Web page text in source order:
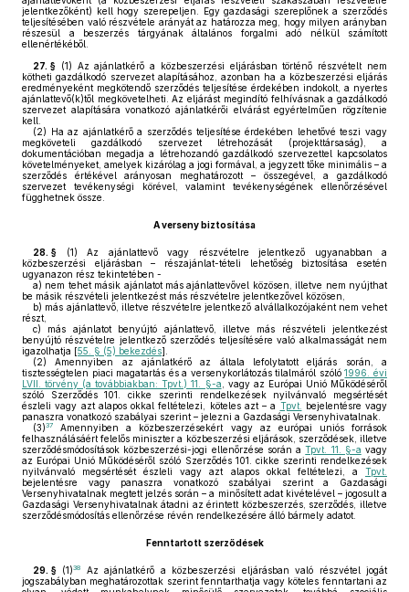
jelentkezőként) kell hogy szerepeljen. Egy gazdasági szereplőnek a szerződés
teljesítésében való részvétele arányát az határozza meg, hogy milyen arányban
részesül a beszerzés tárgyának általános forgalmi adó nélkül számított
ellenértékéből.
27. § (1) Az ajánlatkérő a közbeszerzési eljárásban történő részvételt nem
kötheti gazdálkodó szervezet alapításához, azonban ha a közbeszerzési eljárás
eredményeként megkötendő szerződés teljesítése érdekében indokolt, a nyertes
ajánlattevő(k)től megkövetelheti. Az eljárást megindító felhívásnak a gazdálkodó
szervezet alapítására vonatkozó ajánlatkérői elvárást egyértelműen rögzítenie
kell.
(2) Ha az ajánlatkérő a szerződés teljesítése érdekében lehetővé teszi vagy
megköveteli gazdálkodó szervezet létrehozását (projekttársaság), a
dokumentációban megadja a létrehozandó gazdálkodó szervezettel kapcsolatos
követelményeket, amelyek kizárólag a jogi formával, a jegyzett tőke minimális – a
szerződés értékével arányosan meghatározott – összegével, a gazdálkodó
szervezet tevékenységi körével, valamint tevékenységének ellenőrzésével
függhetnek össze.
A verseny biztosítása
28. § (1) Az ajánlattevő vagy részvételre jelentkező ugyanabban a
közbeszerzési eljárásban – részajánlat-tételi lehetőség biztosítása esetén
ugyanazon rész tekintetében -
a) nem tehet másik ajánlatot más ajánlattevővel közösen, illetve nem nyújthat
be másik részvételi jelentkezést más részvételre jelentkezővel közösen,
b) más ajánlattevő, illetve részvételre jelentkező alvállalkozójaként nem vehet
részt,
c) más ajánlatot benyújtó ajánlattevő, illetve más részvételi jelentkezést
benyújtó részvételre jelentkező szerződés teljesítésére való alkalmasságát nem
igazolhatja [55. § (5) bekezdés].
(2) Amennyiben az ajánlatkérő az általa lefolytatott eljárás során, a
tisztességtelen piaci magatartás és a versenykorlátozás tilalmáról szóló1996. évi
LVII. törvény (a továbbiakban: Tpvt.) 11. §-a , vagy az Európai Unió Működéséről
szóló Szerződés 101. cikke szerinti rendelkezések nyilvánvaló megsértését
észleli vagy azt alapos okkal feltételezi, köteles azt – a Tpvt.
bejelentésre vagy
panaszra vonatkozó szabályai szerint – jelezni a Gazdasági Versenyhivatalnak.
(3)37
Amennyiben a közbeszerzésekért vagy az európai uniós források
felhasználásáért felelős miniszter a közbeszerzési eljárások, szerződések, illetve
szerződésmódosítások közbeszerzési-jogi ellenőrzése során aTpvt. 11. §-a vagy
az Európai Unió Működéséről szóló Szerződés 101. cikke szerinti rendelkezések
nyilvánvaló megsértését észleli vagy azt alapos okkal feltételezi, a Tpvt.
bejelentésre vagy panaszra vonatkozó szabályai szerint a Gazdasági
Versenyhivatalnak megtett jelzés során – a minősített adat kivételével – jogosult a
Gazdasági Versenyhivatalnak átadni az érintett közbeszerzés, szerződés, illetve
szerződésmódosítás ellenőrzése révén rendelkezésére álló bármely adatot.
Fenntartott szerződések
29. § (1)38
Az ajánlatkérő a közbeszerzési eljárásban való részvétel jogát
jogszabályban meghatározottak szerint fenntarthatja vagy köteles fenntartani az